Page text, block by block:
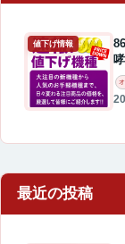
値下げ情報
最近の投稿